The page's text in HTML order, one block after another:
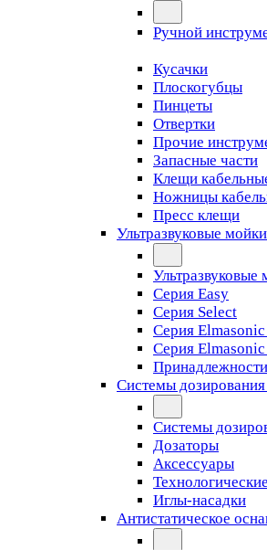
Ручной
Кусачки
Плоскогубцы
Пинцеты
Отвертки
Прочие
Запасные части
Клещи
Ножницы
Пресс клещи
Ультразвуковые
Серия Easy
Серия Select
Серия Elmasonic
Серия Elmasonic
Системы дозирования
Системы
Дозаторы
Аксессуары
Иглы-насадки
Антистатическое